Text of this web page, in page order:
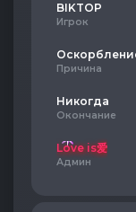
BIKTOP
Игрок
Причина
Никогда
Окончание
Love is爱
Админ